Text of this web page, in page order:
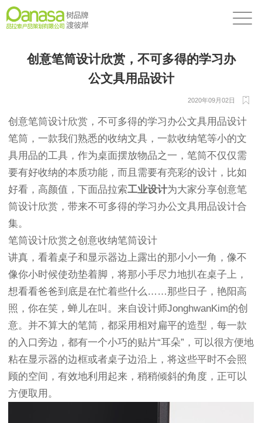
创意笔筒设计欣赏，不可多得的学习办
公文具用品设计
2020年09月02日
创意笔筒设计欣赏，不可多得的学习办公文具用品设计
笔筒，一款我们熟悉的收纳文具，一款收纳笔等小的文
具用品的工具，作为桌面摆放物品之一，笔筒不仅仅需
要有好收纳的本质功能，而且需要有亮彩的设计，比如
好看，高颜值，下面品拉索工业设计为大家分享创意笔
筒设计欣赏，带来不可多得的学习办公文具用品设计合
集。
笔筒设计欣赏之创意收纳笔筒设计
讲真，看着桌子和显示器边上露出的那小小一角，像不
像你小时候使劲垫着脚，将那小手尽力地扒在桌子上，
想看看爸爸到底是在忙着些什么……那些日子，艳阳高
照，你在笑，蝉儿在叫。来自设计师JonghwanKim的创
意。并不算大的笔筒，都采用相对扁平的造型，每一款
的入口旁边，都有一个小巧的贴片“耳朵”，可以很方便地
粘在显示器的边框或者桌子边沿上，将这些平时不会照
顾的空间，有效地利用起来，稍稍倾斜的角度，正可以
方便取用。